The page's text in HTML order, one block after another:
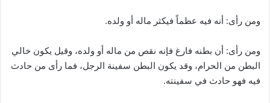
ومن رأى: أنه فيه عظماً فيكثر ماله أو ولده.
ومن رأى: أن بطنه فارغ فإنه نقص من ماله أو ولده، وقيل يكون خالي
البطن من الحرام، وقد يكون البطن سفينة الرجل، فما رأى من حادث
فيه فهو حادث في سفينته.